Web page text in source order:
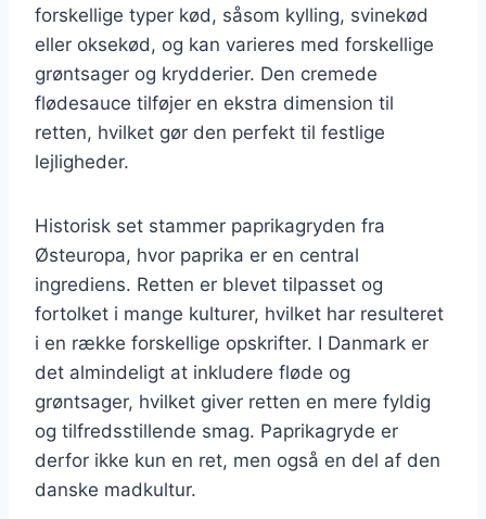
forskellige typer kød, såsom kylling, svinekød
eller oksekød, og kan varieres med forskellige
grøntsager og krydderier. Den cremede
flødesauce tilføjer en ekstra dimension til
retten, hvilket gør den perfekt til festlige
lejligheder.
Historisk set stammer paprikagryden fra
Østeuropa, hvor paprika er en central
ingrediens. Retten er blevet tilpasset og
fortolket i mange kulturer, hvilket har resulteret
i en række forskellige opskrifter. I Danmark er
det almindeligt at inkludere fløde og
grøntsager, hvilket giver retten en mere fyldig
og tilfredsstillende smag. Paprikagryde er
derfor ikke kun en ret, men også en del af den
danske madkultur.